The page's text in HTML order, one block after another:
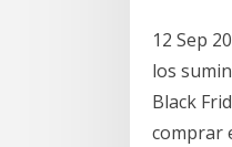
12 Sep
los
Black
comprar